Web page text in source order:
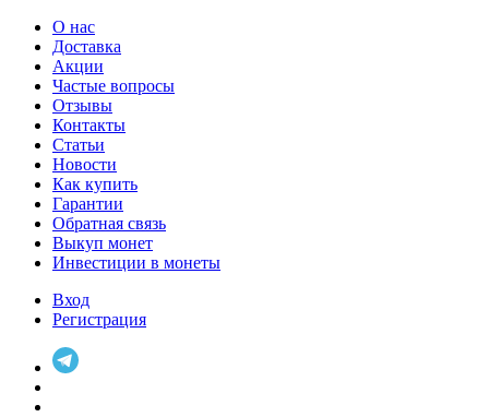
О нас
Доставка
Акции
Частые вопросы
Отзывы
Контакты
Статьи
Новости
Как купить
Гарантии
Обратная связь
Выкуп монет
Инвестиции в монеты
Вход
Регистрация